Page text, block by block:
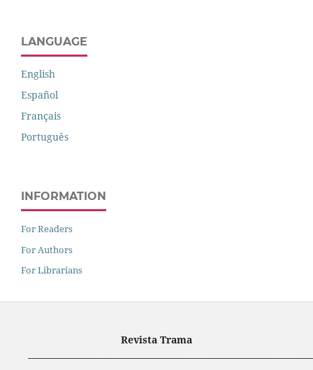
LANGUAGE
English
Español
Français
Português
INFORMATION
For Readers
For Authors
For Librarians
Revista Trama